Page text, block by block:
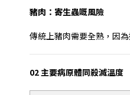
豬肉：寄生蟲嘅風險
傳統上豬肉需要全熟，因
02主要病原體同殺滅溫度